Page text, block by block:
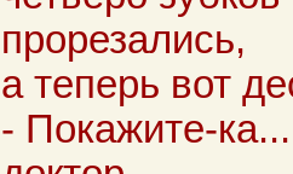
прорезались,
а теперь вот
- Покажите-